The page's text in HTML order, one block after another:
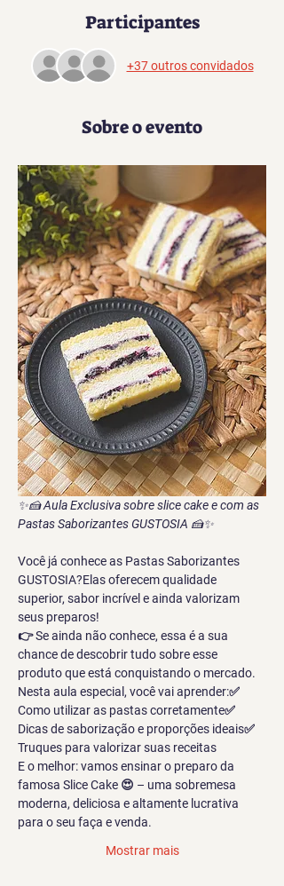
Participantes
+37 outros convidados
Sobre o evento
✨🍰 Aula Exclusiva sobre slice cake e com as
Pastas Saborizantes GUSTOSIA 🍰✨
Você já conhece as Pastas Saborizantes
GUSTOSIA?Elas oferecem qualidade
superior, sabor incrível e ainda valorizam
seus preparos!
👉 Se ainda não conhece, essa é a sua
chance de descobrir tudo sobre esse
produto que está conquistando o mercado.
Nesta aula especial, você vai aprender:✅
Como utilizar as pastas corretamente✅
Dicas de saborização e proporções ideais✅
Truques para valorizar suas receitas
E o melhor: vamos ensinar o preparo da
famosa Slice Cake 😍 – uma sobremesa
moderna, deliciosa e altamente lucrativa
para o seu faça e venda.
Mostrar mais